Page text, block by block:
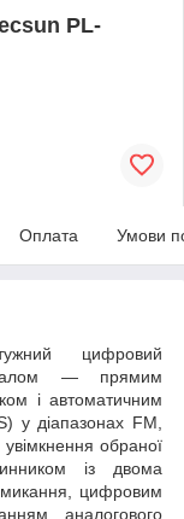
PL-
Оплата Умови
цифровий
— прямим
і автоматичним
у діапазонах FM,
обраної
із двома
цифровим
аналогового